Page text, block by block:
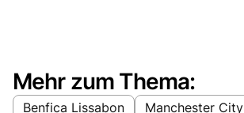
Mehr zum Thema:
Benfica Lissabon Manchester City